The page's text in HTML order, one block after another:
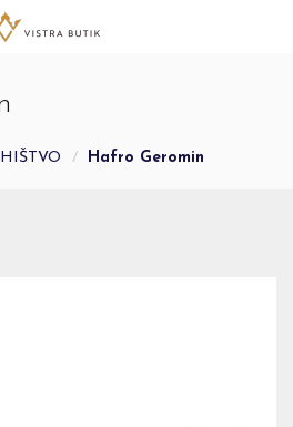
Hafro Geromin